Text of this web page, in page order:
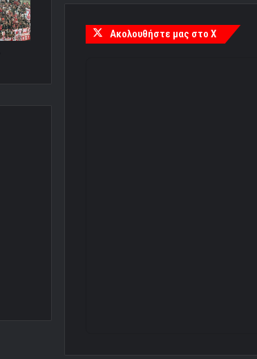
Ακολουθήστε μας στο X